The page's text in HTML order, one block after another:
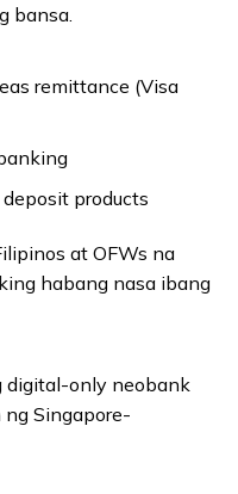
bansa.
remittance (Visa
products
at OFWs na
habang nasa ibang
digital-only neobank
Singapore-